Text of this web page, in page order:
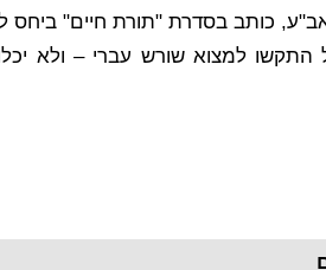
כותב בסדרת "תורת חיים" ביחס
למצוא שורש עברי – ולא